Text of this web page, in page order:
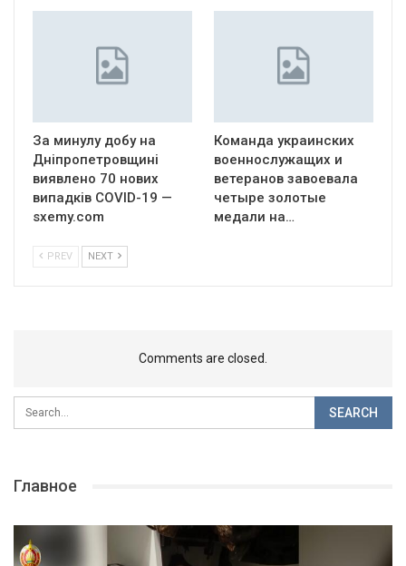
За минулу добу на
Дніпропетровщині
виявлено 70 нових
випадків COVID-19 —
sxemy.com
Команда украинских
военнослужащих и
ветеранов завоевала
четыре золотые
медали на…
PREV NEXT
Comments are closed.
Главное